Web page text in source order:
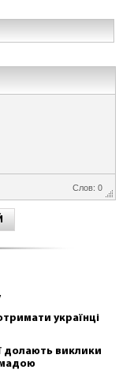
Слов: 0
українці
долають виклики